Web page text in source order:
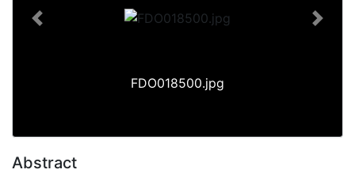
FDO018500.jpg
Previous Next
Abstract